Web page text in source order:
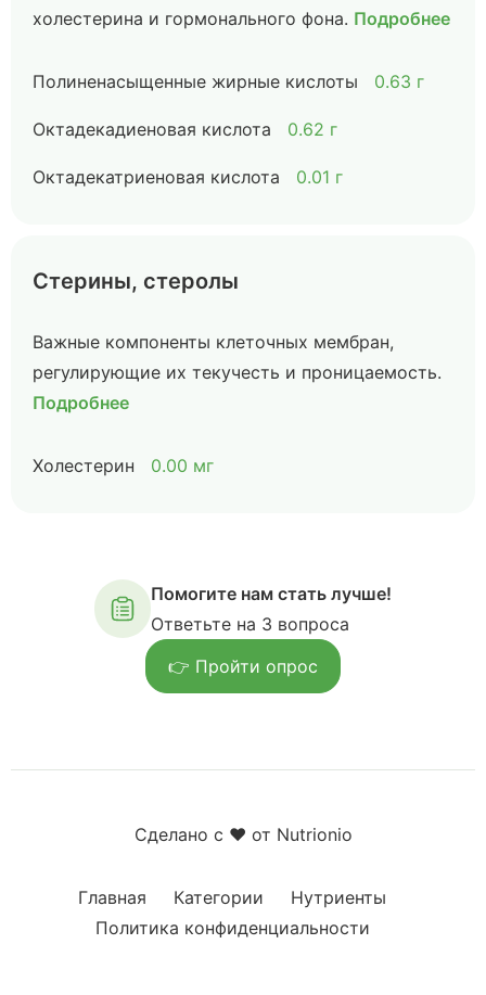
холестерина и гормонального фона. Подробнее
Полиненасыщенные жирные кислоты 0.63 г
Октадекадиеновая кислота 0.62 г
Октадекатриеновая кислота 0.01 г
Стерины, стеролы
Важные компоненты клеточных мембран,
регулирующие их текучесть и проницаемость.
Подробнее
Холестерин 0.00 мг
Помогите нам стать лучше!
Ответьте на 3 вопроса
👉 Пройти опрос
Сделано с ❤️ от Nutrionio
Главная Категории
Нутриенты
Политика конфиденциальности